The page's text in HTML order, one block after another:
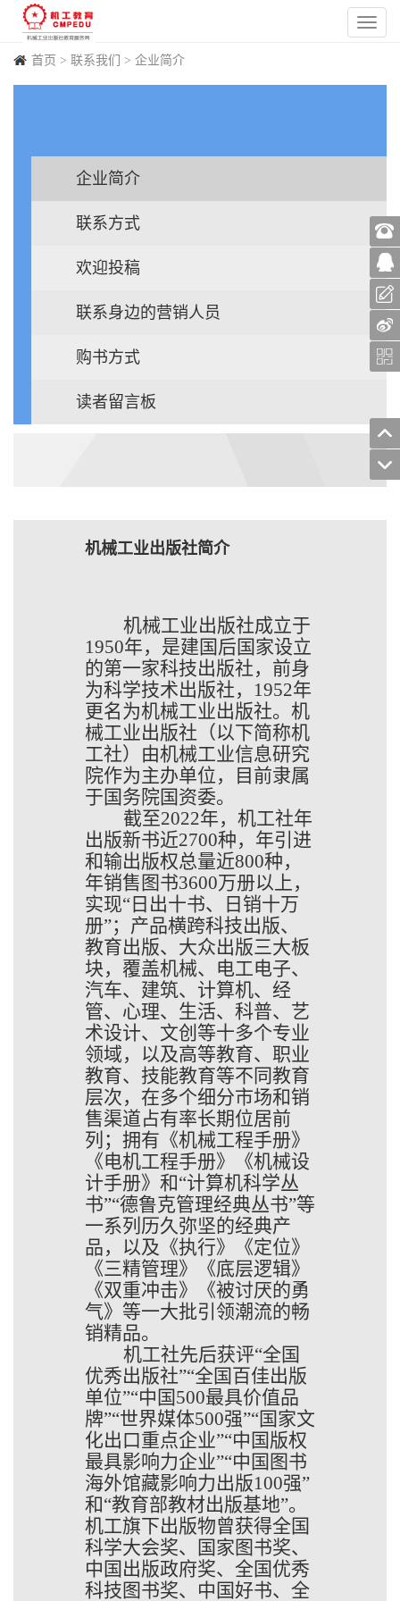
首页 > 联系我们 > 企业简介
企业简介
联系方式
欢迎投稿
联系身边的营销人员
购书方式
读者留言板
机械工业出版社简介
机械工业出版社成立于
1950年，是建国后国家设立
的第一家科技出版社，前身
为科学技术出版社，1952年
更名为机械工业出版社。机
械工业出版社（以下简称机
工社）由机械工业信息研究
院作为主办单位，目前隶属
于国务院国资委。
截至2022年，机工社年
出版新书近2700种，年引进
和输出版权总量近800种，
年销售图书3600万册以上，
实现“日出十书、日销十万
册”；产品横跨科技出版、
教育出版、大众出版三大板
块，覆盖机械、电工电子、
汽车、建筑、计算机、经
管、心理、生活、科普、艺
术设计、文创 等十多个专业
领域，以及高等教育、职业
教育、技能教育等不同教育
层次，在多个细分市场和销
售渠道占有率长期位居前
列；拥有《机械工程手册》
《电机工程手册》《机械设
计手册》和“计算机科学丛
书”“德鲁克管理经典丛书”等
一系列历久弥坚的经典产
品，以及《执行》《定位》
《三精管理》《底层逻辑》
《双重冲击》《被讨厌的勇
气》等一大批引领潮流的畅
销精品。
机工社先后获评“全国
优秀出版社”“全国百佳出版
单位”“中国500最具价值品
牌”“世界媒体500强”“国家文
化出口重点企业”“中国版权
最具影响力企业”“中国图书
海外馆藏影响力出版100强”
和“教育部教材出版基地”。
机工旗下出版物曾获得全国
科学大会奖、国家图书奖、
中国出版政府奖、全国优秀
科技图书奖、中国好书、全